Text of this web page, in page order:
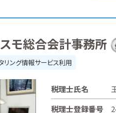
モ総合会計事務所
リング情報サービス利用
税理士氏名
税理士登録番号